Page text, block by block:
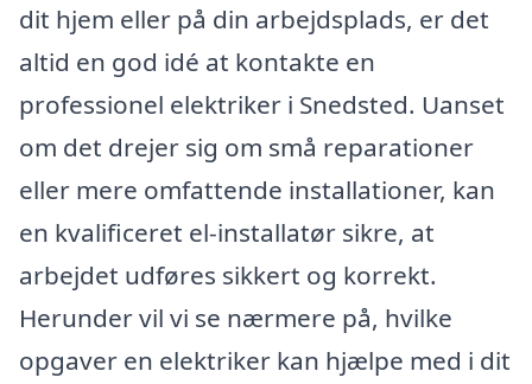
dit hjem eller på din arbejdsplads, er det
altid en god idé at kontakte en
professionel elektriker i Snedsted. Uanset
om det drejer sig om små reparationer
eller mere omfattende installationer, kan
en kvalificeret el-installatør sikre, at
arbejdet udføres sikkert og korrekt.
Herunder vil vi se nærmere på, hvilke
opgaver en elektriker kan hjælpe med i dit